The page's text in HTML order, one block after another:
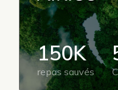
150K
repas sauvés